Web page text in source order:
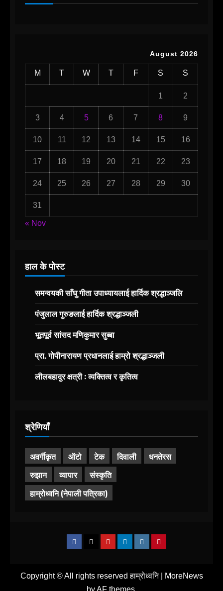
4
August 2026
M T W T F S S
1 2
3 4 5 6 7 8 9
10 11 12 13 14 15 16
17 18 19 20 21 22 23
24 25 26 27 28 29 30
31
« Nov
हाल के पोस्ट
समन्वयकी साँघु गीता उपाध्यायलाई हार्दिक श्रद्धाञ्जलि
पंजुलाल गुरुङलाई हार्दिक श्रद्धाञ्जली
भूतपूर्व सांसद मणिकुमार सुब्बा
प्रा. गोपीनारायण प्रधानलाई हाम्रो श्रद्धाञ्जली
लीलबहादुर क्षत्री : व्यक्तित्व र कृतित्व
श्रेणियाँ
अवर्गीकृत ऑटो टेक दिवाली
धनतेरस
रुझान
व्यापार
संस्कृति
हाम्रोध्वनि (नेपाली पत्रिका)
Facebook
X YoutubeLinkedinInstagramPinterest
Copyright © All rights reserved हाम्रोध्वनि
MoreNews